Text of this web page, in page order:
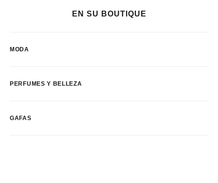
EN SU BOUTIQUE
MODA
PERFUMES Y BELLEZA
GAFAS